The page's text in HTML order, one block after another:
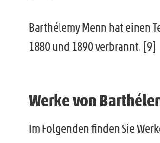
Barthélemy Menn hat einen
1880 und 1890 verbrannt. [9]
Werke von
Im Folgenden finden Sie